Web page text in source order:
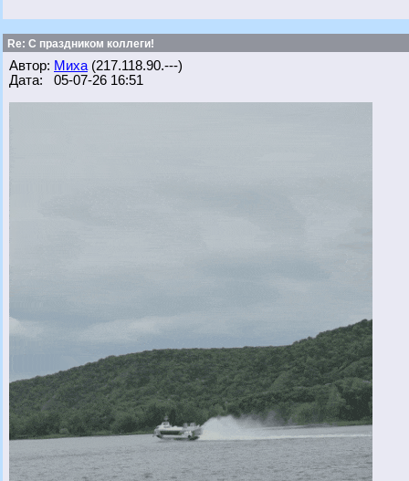
Re: С праздником коллеги!
Автор: Миха (217.118.90.---)
Дата: 05-07-26 16:51